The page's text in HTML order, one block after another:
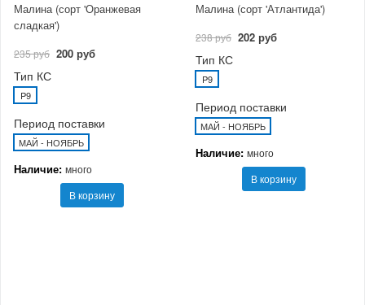
Малина (сорт 'Оранжевая
сладкая')
235 руб 200 руб
Тип КС
P9
Период поставки
МАЙ - НОЯБРЬ
Наличие: много
В корзину
Малина (сорт 'Атлантида')
238 руб 202 руб
Тип КС
P9
Период поставки
МАЙ - НОЯБРЬ
Наличие: много
В корзину